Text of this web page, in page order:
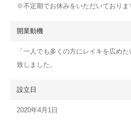
※不定期でお休みをいただいておりま
開業動機
「一人でも多くの方にレイキを広め
致しました。
設立日
2020年4月1日